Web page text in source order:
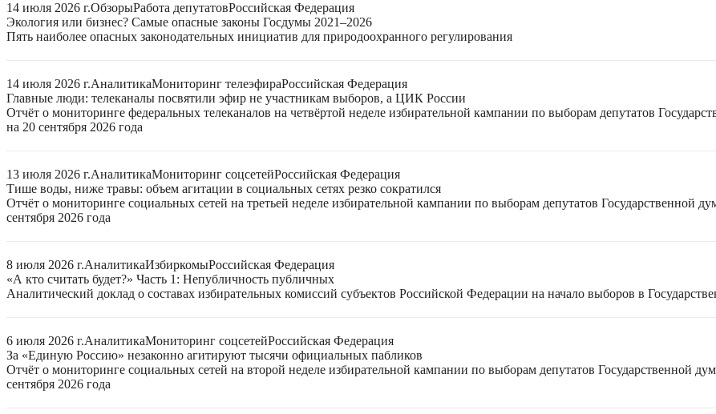
14 июля 2026 г.ОбзорыРабота депутатовРоссийская Федерация
Экология или бизнес? Самые опасные законы Госдумы 2021–2026
Пять наиболее опасных законодательных инициатив для природоохранного регулирования
14 июля 2026 г.АналитикаМониторинг телеэфираРоссийская Федерация
Главные люди: телеканалы посвятили эфир не участникам выборов, а ЦИК России
Отчёт о мониторинге федеральных телеканалов на четвёртой неделе избирательной кампании по выборам депутатов
на 20 сентября 2026 года
13 июля 2026 г.АналитикаМониторинг соцсетейРоссийская Федерация
Тише воды, ниже травы: объем агитации в социальных сетях резко сократился
Отчёт о мониторинге социальных сетей на третьей неделе избирательной кампании по выборам депутатов Государственной
сентября 2026 года
8 июля 2026 г.АналитикаИзбиркомыРоссийская Федерация
«А кто считать будет?» Часть 1: Непубличность публичных
Аналитический доклад о составах избирательных комиссий субъектов Российской Федерации на начало выборов в
6 июля 2026 г.АналитикаМониторинг соцсетейРоссийская Федерация
За «Единую Россию» незаконно агитируют тысячи официальных пабликов
Отчёт о мониторинге социальных сетей на второй неделе избирательной кампании по выборам депутатов Государственной
сентября 2026 года